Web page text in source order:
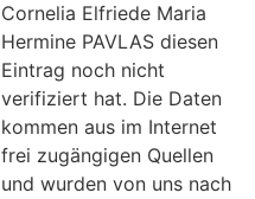
Cornelia Elfriede Maria
Hermine PAVLAS diesen
Eintrag noch nicht
verifiziert hat. Die Daten
kommen aus im Internet
frei zugängigen Quellen
und wurden von uns nach